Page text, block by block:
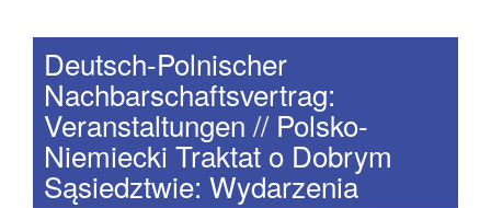
Deutsch-Polnischer
Nachbarschaftsvertrag:
Veranstaltungen // Polsko-
Niemiecki Traktat o Dobrym
Sąsiedztwie: Wydarzenia